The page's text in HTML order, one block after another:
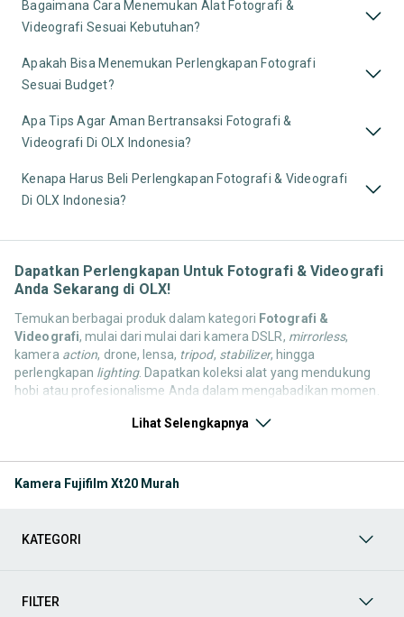
Bagaimana Cara Menemukan Alat Fotografi &
Videografi Sesuai Kebutuhan?
Apakah Bisa Menemukan Perlengkapan Fotografi
Sesuai Budget?
Apa Tips Agar Aman Bertransaksi Fotografi &
Videografi Di OLX Indonesia?
Kenapa Harus Beli Perlengkapan Fotografi & Videografi
Di OLX Indonesia?
Dapatkan Perlengkapan Untuk Fotografi & Videografi
Anda Sekarang di OLX!
Temukan berbagai produk dalam kategori Fotografi &
Videografi, mulai dari mulai dari kamera DSLR, mirrorless,
kamera action, drone, lensa, tripod, stabilizer, hingga
perlengkapan lighting. Dapatkan koleksi alat yang mendukung
hobi atau profesionalisme Anda dalam mengabadikan momen.
Jelajahi sekarang dan temukan apa yang paling cocok untuk
dariHandphone & Tablet,Aksesoris Handphone & Tablet,
Fotografi & Videografi,Games & Console
memperbarui koleksinya. Yuk, lihat barang pilihan kategori
Handphone
Lihat Selengkapnya
Kamera Fujifilm Xt20 Murah
KATEGORI
FILTER